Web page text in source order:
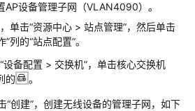
AP设备管理子网（VLAN4090）。
单击“资源中心 > 站点管理”，然后单击
列的“站点配置”。
设备配置 > 交换机”，单击核心交换机
的
。
“创建”，创建无线设备的管理子网，如下